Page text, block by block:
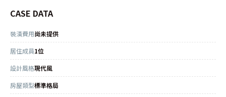
CASE DATA
裝潢費用尚未提供
居住成員1位
設計風格現代風
房屋類型標準格局